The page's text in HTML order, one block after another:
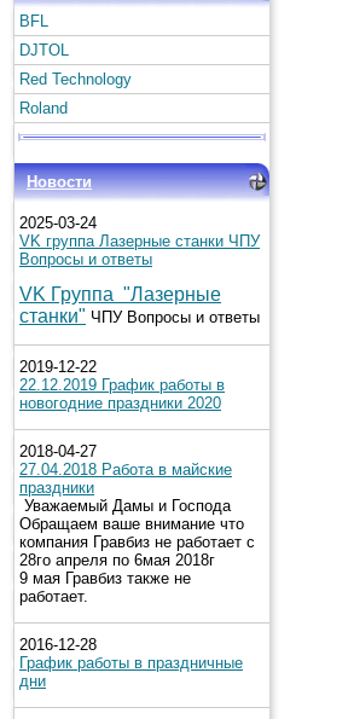
BFL
DJTOL
Red Technology
Roland
Новости
2025-03-24
VK группа Лазерные станки ЧПУ
Вопросы и ответы
VK Группа "Лазерные
станки" ЧПУ Вопросы и ответы
2019-12-22
22.12.2019 График работы в
новогодние праздники 2020
2018-04-27
27.04.2018 Работа в майские
праздники
Уважаемый Дамы и Господа
Обращаем ваше внимание что
компания Гравбиз не работает с
28го апреля по 6мая 2018г
9 мая Гравбиз также не
работает.
2016-12-28
График работы в праздничные
дни